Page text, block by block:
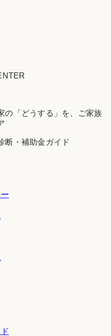
の「どうする」を、ご家族
断・補助金ガイド